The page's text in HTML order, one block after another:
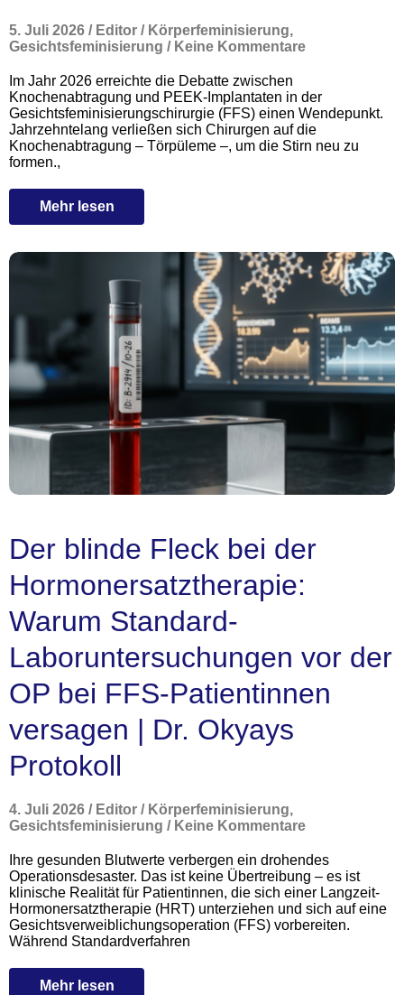
5. Juli 2026 / Editor / Körperfeminisierung,
Gesichtsfeminisierung / Keine Kommentare
Im Jahr 2026 erreichte die Debatte zwischen
Knochenabtragung und PEEK-Implantaten in der
Gesichtsfeminisierungschirurgie (FFS) einen Wendepunkt.
Jahrzehntelang verließen sich Chirurgen auf die
Knochenabtragung – Törpüleme –, um die Stirn neu zu
formen.,
Mehr lesen
Der blinde Fleck bei der
Hormonersatztherapie:
Warum Standard-
Laboruntersuchungen vor der
OP bei FFS-Patientinnen
versagen | Dr. Okyays
Protokoll
4. Juli 2026 / Editor / Körperfeminisierung,
Gesichtsfeminisierung / Keine Kommentare
Ihre gesunden Blutwerte verbergen ein drohendes
Operationsdesaster. Das ist keine Übertreibung – es ist
klinische Realität für Patientinnen, die sich einer Langzeit-
Hormonersatztherapie (HRT) unterziehen und sich auf eine
Gesichtsverweiblichungsoperation (FFS) vorbereiten.
Während Standardverfahren
Mehr lesen